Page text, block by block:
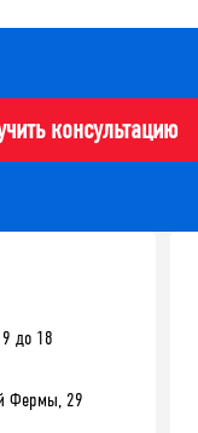
консультацию
до 18
Фермы, 29